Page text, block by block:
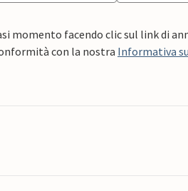
momento facendo clic sul link di
con la nostra Informativa